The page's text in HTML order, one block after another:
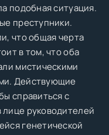
подобная ситуация.
преступники.
что общая черта
в том, что оба
мистическими
Действующие
справиться с
руководителей
генетической